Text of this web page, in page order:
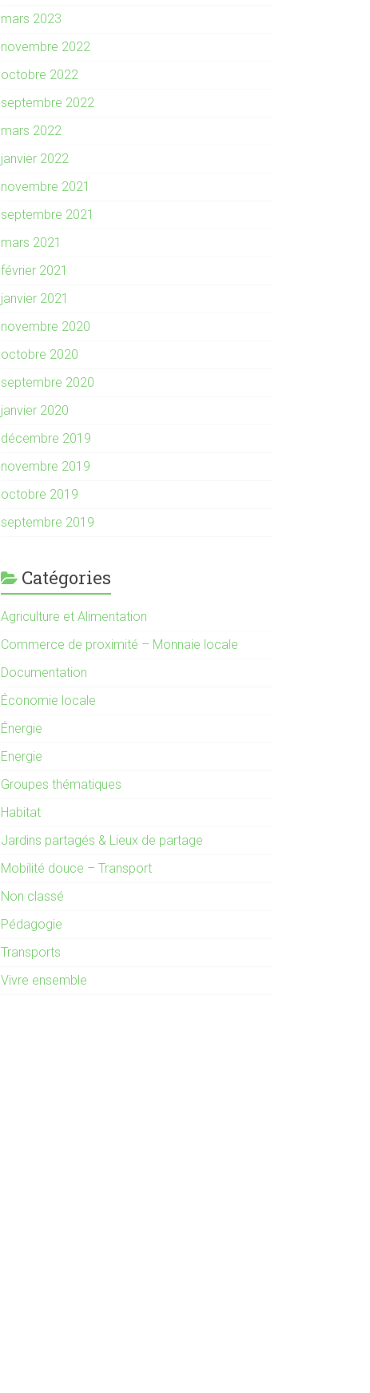
mars 2023
novembre 2022
octobre 2022
septembre 2022
mars 2022
janvier 2022
novembre 2021
septembre 2021
mars 2021
février 2021
janvier 2021
novembre 2020
octobre 2020
septembre 2020
janvier 2020
décembre 2019
novembre 2019
octobre 2019
septembre 2019
Catégories
Agriculture et Alimentation
Commerce de proximité – Monnaie locale
Documentation
Économie locale
Énergie
Energie
Groupes thématiques
Habitat
Jardins partagés & Lieux de partage
Mobilité douce – Transport
Non classé
Pédagogie
Transports
Vivre ensemble